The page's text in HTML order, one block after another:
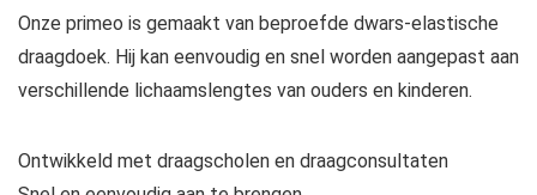
Onze primeo is gemaakt van beproefde dwars-elastische
draagdoek. Hij kan eenvoudig en snel worden aangepast aan
verschillende lichaamslengtes van ouders en kinderen.
Ontwikkeld met draagscholen en draagconsultaten